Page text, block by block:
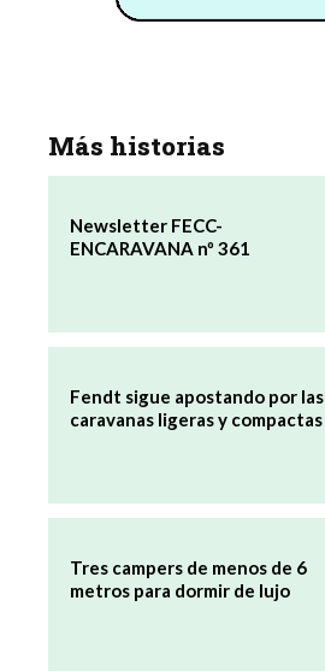
Más historias
Newsletter FECC-
ENCARAVANA nº 361
Fendt sigue apostando por las
caravanas ligeras y compactas
Tres campers de menos de 6
metros para dormir de lujo